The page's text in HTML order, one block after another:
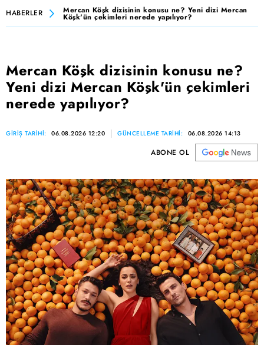
HABERLER Mercan Köşk dizisinin konusu ne? Yeni dizi Mercan
Köşk'ün çekimleri nerede yapılıyor?
Mercan Köşk dizisinin konusu ne?
Yeni dizi Mercan Köşk'ün çekimleri
nerede yapılıyor?
GİRİŞ TARİHİ: 06.08.2026 12:20 GÜNCELLEME TARİHİ: 06.08.2026 14:13
ABONE OL